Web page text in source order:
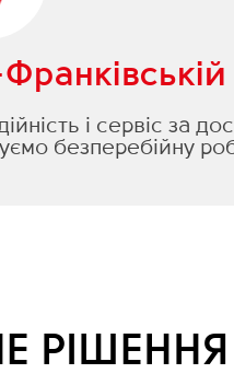
і сервіс за
безперебійну